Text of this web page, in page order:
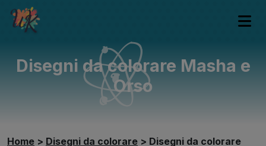
Disegni da colorare Masha e
Orso
Home > Disegni da colorare > Disegni da colorare